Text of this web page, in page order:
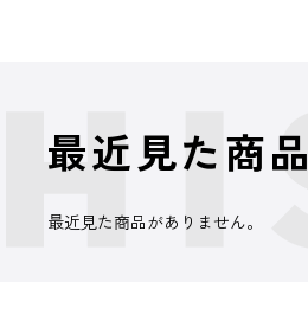
最近見た商品
最近見た商品がありません。